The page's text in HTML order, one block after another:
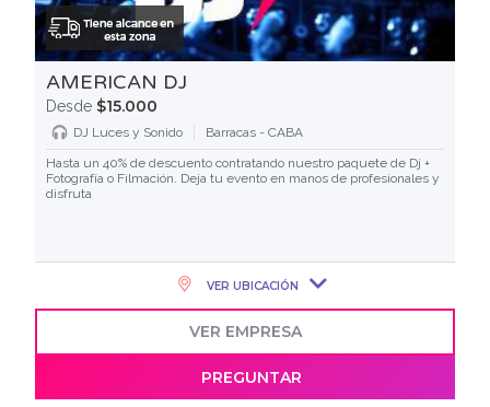
AMERICAN DJ
Desde $15.000
DJ Luces y Sonido
Barracas - CABA
Hasta un 40% de descuento contratando nuestro paquete de Dj +
Fotografía o Filmación. Deja tu evento en manos de profesionales y
disfruta
VER UBICACIÓN
VER EMPRESA
PREGUNTAR